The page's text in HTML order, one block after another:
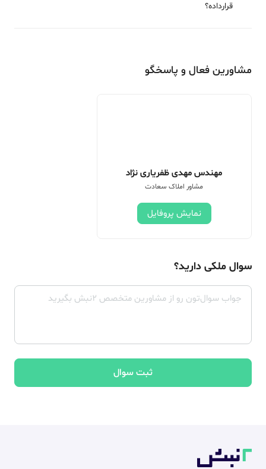
قرارداده؟
مشاورین فعال و پاسخگو
مهندس مهدی ظفریاری نژاد
مشاور املاک سعادت
نمایش پروفایل
سوال ملکی دارید؟
ثبت سوال